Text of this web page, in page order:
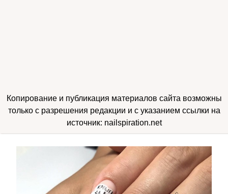
Копирование и публикация материалов сайта возможны
только с разрешения редакции и с указанием ссылки на
источник: nailspiration.net